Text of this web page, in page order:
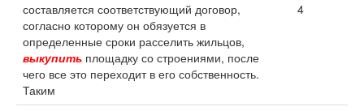
составляется соответствующий договор,
согласно которому он обязуется в
определенные сроки расселить жильцов,
выкупить площадку со строениями, после
чего все это переходит в его собственность.
Таким
4